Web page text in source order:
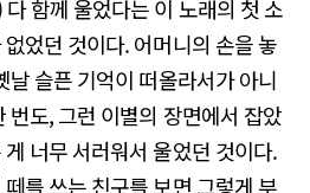
함께 울었다는 이 노래의 첫 소
었던 것이다. 어머니의 손을 놓
날 슬픈 기억이 떠올라서가 아니
번도, 그런 이별의 장면에서 잡았
너무 서러워서 울었던 것이다.
를 쓰는 친구를 보면 그렇게 부